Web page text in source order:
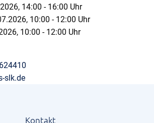
14:00 - 16:00 Uhr
10:00 - 12:00 Uhr
10:00 - 12:00 Uhr
slk.de
Kontakt